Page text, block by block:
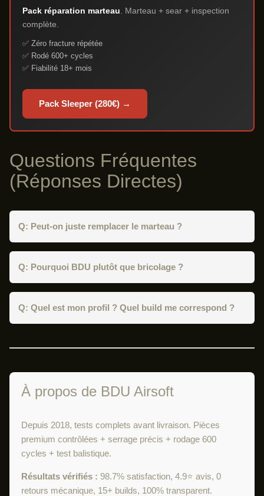
Pack réparation marteau. Marteau + sear + inspection
complète.
✅ Zéro fracture répétée
✅ Rodé 600+ cycles
✅ Fiabilité 18+ mois
Pack Sleeper (280€) →
Questions Fréquentes
(Réponses Directes)
Q: Peut-on juste remplacer le marteau ?
Q: Pourquoi BDU plutôt que bricolage ?
Q: Quel est mon profil ? Quel build me correspond ?
À propos de BDU Airsoft
Depuis 2018, tests complets avant livraison. Pièces
premium contrôlées + serrage précis + rodage 600
cycles + test balistique.
Résultats vérifiés : 98.7% satisfaction, 4.9⭐ avis, 0
retours mécanique, 15+ builds, 100% transparent.